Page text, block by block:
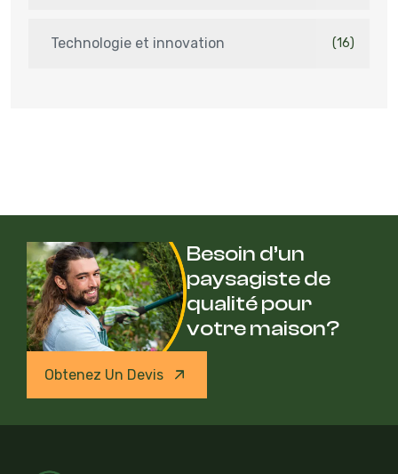
Technologie et innovation (16)
Besoin d’un
paysagiste de
qualité pour
votre maison?
Obtenez Un Devis